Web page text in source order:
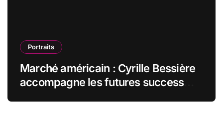
Portraits
Marché américain : Cyrille Bessière
accompagne les futures success